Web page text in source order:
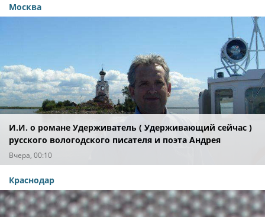
Москва
И.И. о романе Удерживатель ( Удерживающий сейчас )
русского вологодского писателя и поэта Андрея
Малышева ( роман опубликован в 2016 г. )
Вчера, 00:10
Краснодар